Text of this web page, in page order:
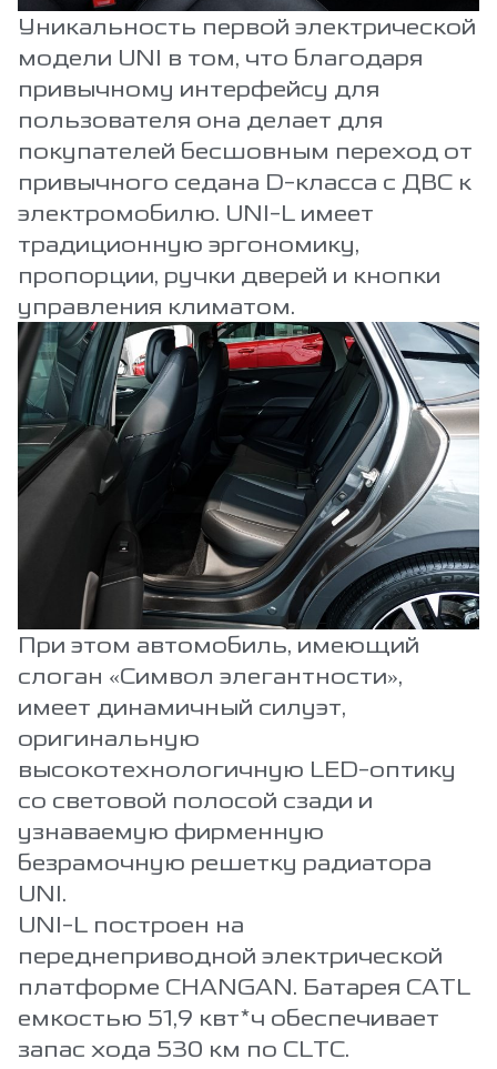
Уникальность первой электрической
модели UNI в том, что благодаря
привычному интерфейсу для
пользователя она делает для
покупателей бесшовным переход от
привычного седана D-класса с ДВС к
электромобилю. UNI-L имеет
традиционную эргономику,
пропорции, ручки дверей и кнопки
управления климатом.
При этом автомобиль, имеющий
слоган «Символ элегантности»,
имеет динамичный силуэт,
оригинальную
высокотехнологичную LED-оптику
со световой полосой сзади и
узнаваемую фирменную
безрамочную решетку радиатора
UNI.
UNI-L построен на
переднеприводной электрической
платформе CHANGAN. Батарея CATL
емкостью 51,9 квт*ч обеспечивает
запас хода 530 км по CLTC.